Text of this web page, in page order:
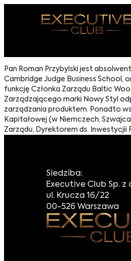
Pan Roman Przybylski jest
Cambridge Judge Business School,
funkcję Członka Zarządu Baltic
Zarządzającego marki Nowy Styl
zarządzania produktem. Ponadto
Kapitałowej (w Niemczech,
Zarządu, Dyrektorem ds. Inwestycjii
Siedziba:
Executive Club Sp. z
ul. Krucza 16/22
00-526 Warszawa